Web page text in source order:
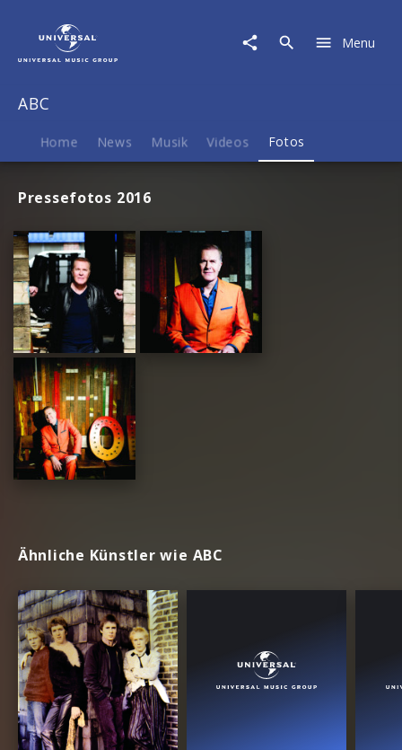
Menu
ABC
Home News Musik Videos Fotos
Pressefotos 2016
Ähnliche Künstler wie ABC